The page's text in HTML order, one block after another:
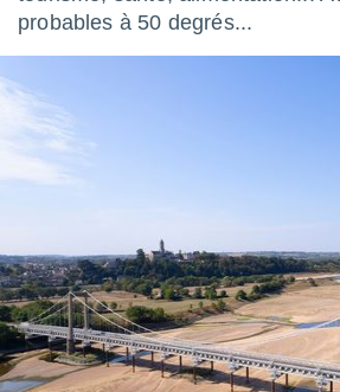
:
les
des
par le
ACCEPTER
ET
CONTINUER
PARAMÈTRES
probables à 50 degrés...